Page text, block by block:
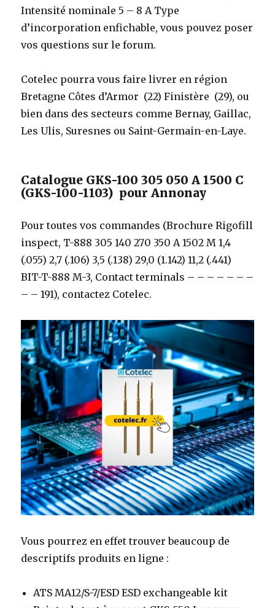
Intensité nominale 5 – 8 A Type
d’incorporation enfichable, vous pouvez poser
vos questions sur le forum.
Cotelec pourra vous faire livrer en région
Bretagne Côtes d’Armor (22) Finistère (29), ou
bien dans des secteurs comme Bernay, Gaillac,
Les Ulis, Suresnes ou Saint-Germain-en-Laye.
Catalogue GKS-100 305 050 A 1500 C
(GKS-100-1103) pour Annonay
Pour toutes vos commandes (Brochure Rigofill
inspect, T-888 305 140 270 350 A 1502 M 1,4
(.055) 2,7 (.106) 3,5 (.138) 29,0 (1.142) 11,2 (.441)
BIT-T-888 M-3, Contact terminals – – – – – – –
– – 191), contactez Cotelec.
Vous pourrez en effet trouver beaucoup de
descriptifs produits en ligne :
ATS MA12/S-7/ESD ESD exchangeable kit